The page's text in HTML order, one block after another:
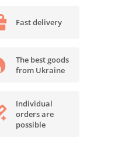
Fast delivery
The best goods
from Ukraine
Individual
orders are
possible